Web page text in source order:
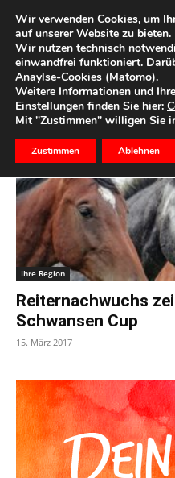
Start Schlagworte Reiten
Schlagwort: reiten
Ihre Region
Reiternachwuchs
Schwansen Cup
15. März 2017
Wir verwenden Cookies, um
auf unserer Website zu bieten.
Wir nutzen technisch
einwandfrei funktioniert.
Anaylse-Cookies (Matomo).
Weitere Informationen und
Einstellungen finden Sie hier:
Mit "Zustimmen" willigen Sie
Zustimmen Ablehnen